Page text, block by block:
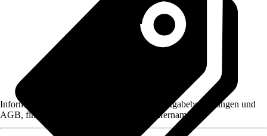
Informationen des Verkäufers, wie z. B. Rückgabebedingungen und
AGB, finden Sie bei Klick auf den Verkäufernamen.